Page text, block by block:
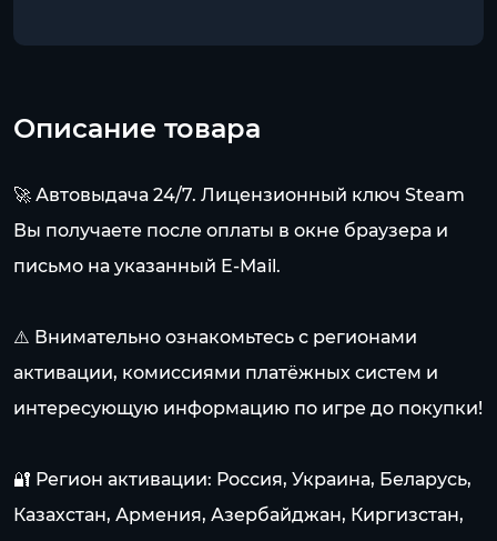
Описание товара
🚀 Автовыдача 24/7. Лицензионный ключ Steam
Вы получаете после оплаты в окне браузера и
письмо на указанный E-Mail.
⚠️ Внимательно ознакомьтесь с регионами
активации, комиссиями платёжных систем и
интересующую информацию по игре до покупки!
🔐 Регион активации: Россия, Украина, Беларусь,
Казахстан, Армения, Азербайджан, Киргизстан,